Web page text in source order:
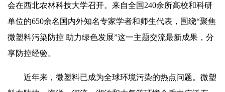
会在西北农林科技大学召开。来自全国240余所高校和科研
单位的650余名国内外知名专家学者和师生代表，围绕“聚焦
微塑料污染防控 助力绿色发展”这一主题交流最新成果，分
享防控经验。
近年来，微塑料已成为全球环境污染的热点问题。微塑